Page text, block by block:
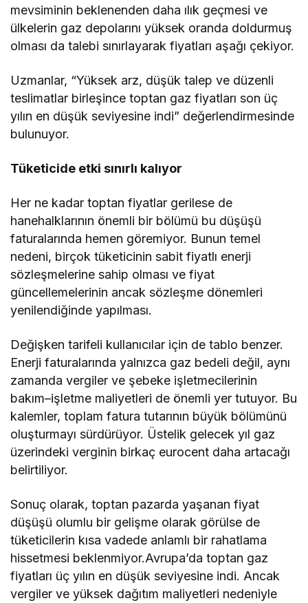
mevsiminin beklenenden daha ılık geçmesi ve
ülkelerin gaz depolarını yüksek oranda doldurmuş
olması da talebi sınırlayarak fiyatları aşağı çekiyor.
Uzmanlar, “Yüksek arz, düşük talep ve düzenli
teslimatlar birleşince toptan gaz fiyatları son üç
yılın en düşük seviyesine indi” değerlendirmesinde
bulunuyor.
Tüketicide etki sınırlı kalıyor
Her ne kadar toptan fiyatlar gerilese de
hanehalklarının önemli bir bölümü bu düşüşü
faturalarında hemen göremiyor. Bunun temel
nedeni, birçok tüketicinin sabit fiyatlı enerji
sözleşmelerine sahip olması ve fiyat
güncellemelerinin ancak sözleşme dönemleri
yenilendiğinde yapılması.
Değişken tarifeli kullanıcılar için de tablo benzer.
Enerji faturalarında yalnızca gaz bedeli değil, aynı
zamanda vergiler ve şebeke işletmecilerinin
bakım–işletme maliyetleri de önemli yer tutuyor. Bu
kalemler, toplam fatura tutarının büyük bölümünü
oluşturmayı sürdürüyor. Üstelik gelecek yıl gaz
üzerindeki verginin birkaç eurocent daha artacağı
belirtiliyor.
Sonuç olarak, toptan pazarda yaşanan fiyat
düşüşü olumlu bir gelişme olarak görülse de
tüketicilerin kısa vadede anlamlı bir rahatlama
hissetmesi beklenmiyor.Avrupa’da toptan gaz
fiyatları üç yılın en düşük seviyesine indi. Ancak
vergiler ve yüksek dağıtım maliyetleri nedeniyle